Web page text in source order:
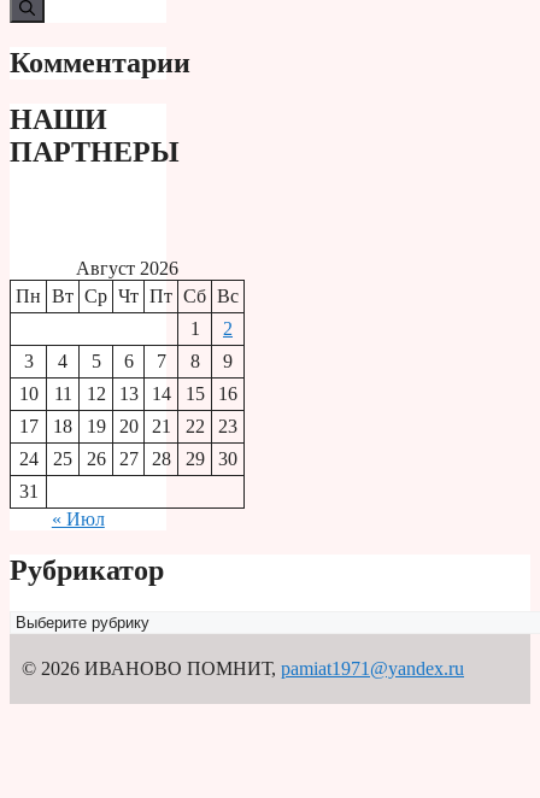
Комментарии
НАШИ
ПАРТНЕРЫ
Август 2026
Пн Вт Ср Чт Пт Сб Вс
1
2
3
4 5 6 7 8
9
10
11 12 13 14 15
16
17
18 19 20 21 22
23
24
25 26 27 28 29
30
31
« Июл
Рубрикатор
Рубрикатор
© 2026 ИВАНОВО ПОМНИТ, pamiat1971@yandex.ru